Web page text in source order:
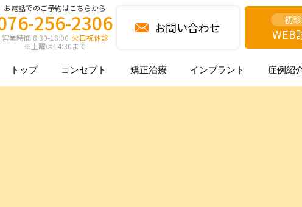
お電話でのご予約はこちらから
256-2306
営業時間 8:30-18:00 火日祝休診
※土曜は14:30まで
お問い合わせ 初
WEB
トップ コンセプト 矯正治療 インプラント 症例紹